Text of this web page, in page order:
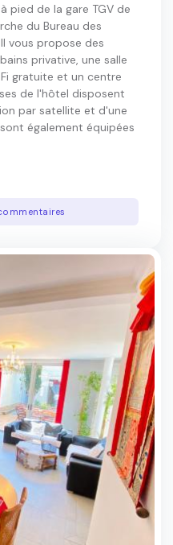
pied de la gare TGV de
du Bureau des
vous propose des
privative, une salle
gratuite et un centre
de l'hôtel disposent
par satellite et d'une
également équipées